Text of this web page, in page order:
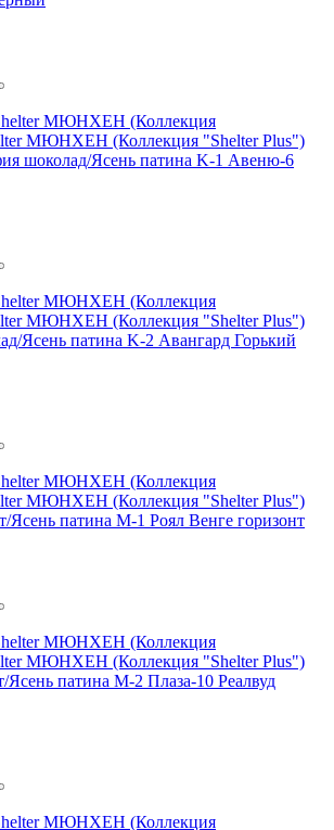
МЮНХЕН (Коллекция "Shelter Plus")
шоколад/Ясень патина K-1 Авеню-6
МЮНХЕН (Коллекция "Shelter Plus")
Ясень патина K-2 Авангард Горький
МЮНХЕН (Коллекция "Shelter Plus")
Ясень патина M-1 Роял Венге горизонт
МЮНХЕН (Коллекция "Shelter Plus")
Ясень патина M-2 Плаза-10 Реалвуд